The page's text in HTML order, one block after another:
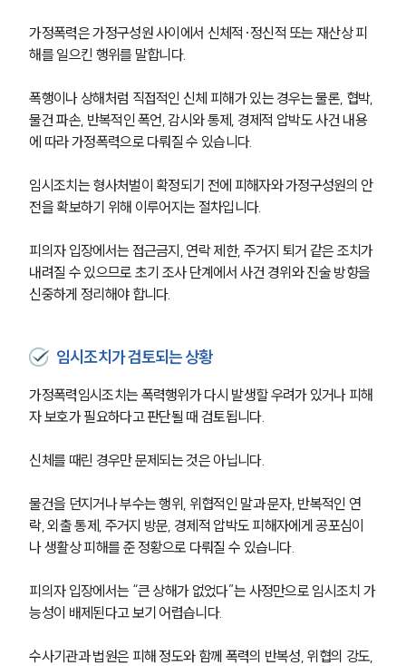
가정폭력은 가정구성원 사이에서 신체적·정신적 또는 재산상 피
해를 일으킨 행위를 말합니다.
폭행이나 상해처럼 직접적인 신체 피해가 있는 경우는 물론, 협박,
물건 파손, 반복적인 폭언, 감시와 통제, 경제적 압박도 사건 내용
에 따라 가정폭력으로 다뤄질 수 있습니다.
임시조치는 형사처벌이 확정되기 전에 피해자와 가정구성원의 안
전을 확보하기 위해 이루어지는 절차입니다.
피의자 입장에서는 접근금지, 연락 제한, 주거지 퇴거 같은 조치가
내려질 수 있으므로 초기 조사 단계에서 사건 경위와 진술 방향을
신중하게 정리해야 합니다.
임시조치가 검토되는 상황
가정폭력임시조치는 폭력행위가 다시 발생할 우려가 있거나 피해
자 보호가 필요하다고 판단될 때 검토됩니다.
신체를 때린 경우만 문제되는 것은 아닙니다.
물건을 던지거나 부수는 행위, 위협적인 말과 문자, 반복적인 연
락, 외출 통제, 주거지 방문, 경제적 압박도 피해자에게 공포심이
나 생활상 피해를 준 정황으로 다뤄질 수 있습니다.
피의자 입장에서는 “큰 상해가 없었다”는 사정만으로 임시조치 가
능성이 배제된다고 보기 어렵습니다.
수사기관과 법원은 피해 정도와 함께 폭력의 반복성, 위협의 강도,